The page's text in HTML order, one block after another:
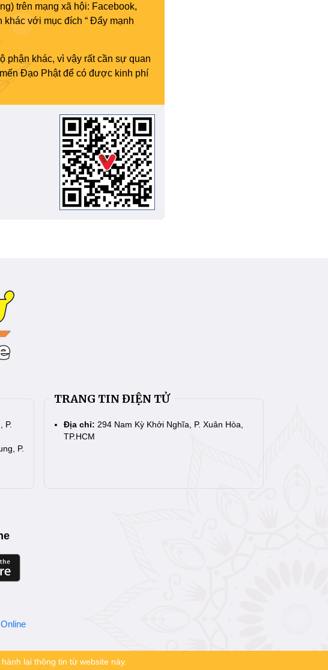
trên mạng xã hội: Facebook,
với mục đích “ Đẩy mạnh
phận khác, vì vậy rất cần sự quan
Đạo Phật để có được kinh phí
P.
P.
TRANG TIN ĐIỆN TỬ
Địa chỉ: 294 Nam Kỳ Khởi Nghĩa, P. Xuân Hòa,
TP.HCM
lại thông tin từ website này.